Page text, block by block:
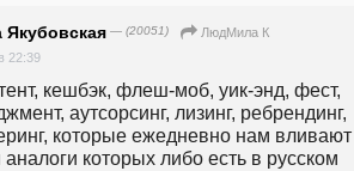
Якубовская — (20051)
ЛюдМила К
22:39
кешбэк, флеш-моб, уик-энд, фест,
аутсорсинг, лизинг, ребрендинг,
которые ежедневно нам
которых либо есть в русском